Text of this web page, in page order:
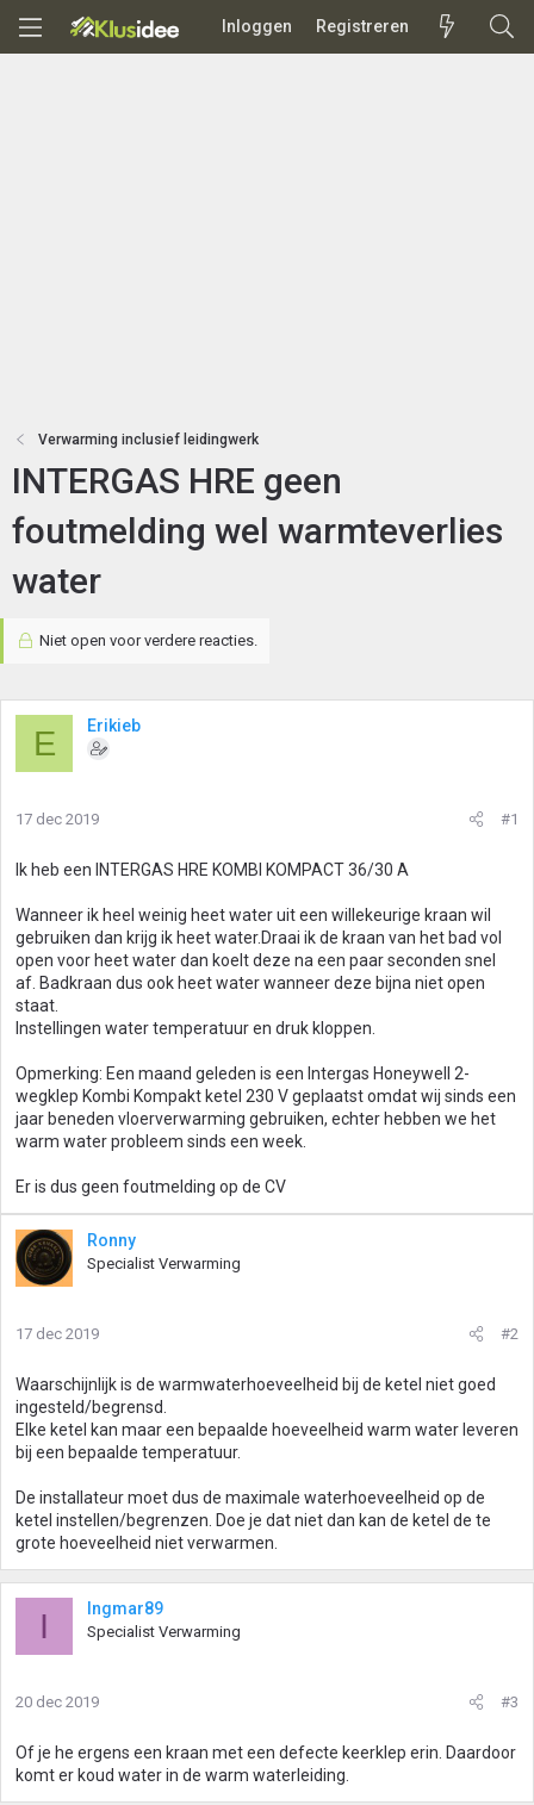
Inloggen Registreren
Verwarming inclusief leidingwerk
INTERGAS HRE geen
foutmelding wel warmteverlies
water
Niet open voor verdere reacties.
E Erikieb
17 dec 2019 #1
Ik heb een INTERGAS HRE KOMBI KOMPACT 36/30 A
Wanneer ik heel weinig heet water uit een willekeurige kraan wil
gebruiken dan krijg ik heet water.Draai ik de kraan van het bad vol
open voor heet water dan koelt deze na een paar seconden snel
af. Badkraan dus ook heet water wanneer deze bijna niet open
staat.
Instellingen water temperatuur en druk kloppen.
Opmerking: Een maand geleden is een Intergas Honeywell 2-
wegklep Kombi Kompakt ketel 230 V geplaatst omdat wij sinds een
jaar beneden vloerverwarming gebruiken, echter hebben we het
warm water probleem sinds een week.
Er is dus geen foutmelding op de CV
Ronny
Specialist Verwarming
17 dec 2019 #2
Waarschijnlijk is de warmwaterhoeveelheid bij de ketel niet goed
ingesteld/begrensd.
Elke ketel kan maar een bepaalde hoeveelheid warm water leveren
bij een bepaalde temperatuur.
De installateur moet dus de maximale waterhoeveelheid op de
ketel instellen/begrenzen. Doe je dat niet dan kan de ketel de te
grote hoeveelheid niet verwarmen.
I Ingmar89
Specialist Verwarming
20 dec 2019 #3
Of je he ergens een kraan met een defecte keerklep erin. Daardoor
komt er koud water in de warm waterleiding.